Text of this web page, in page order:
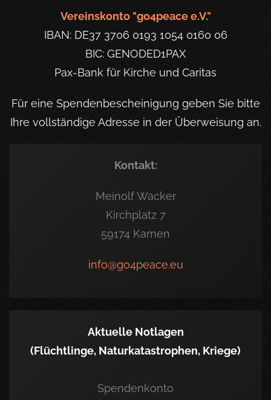
Vereinskonto "go4peace e.V."
IBAN: DE37 3706 0193 1054 0160 06
BIC: GENODED1PAX
Pax-Bank für Kirche und Caritas
Für eine Spendenbescheinigung geben Sie bitte
Ihre vollständige Adresse in der Überweisung an.
Kontakt:
Meinolf Wacker
Kirchplatz 7
59174 Kamen
info@go4peace.eu
Aktuelle Notlagen
(Flüchtlinge, Naturkatastrophen, Kriege)
Spendenkonto